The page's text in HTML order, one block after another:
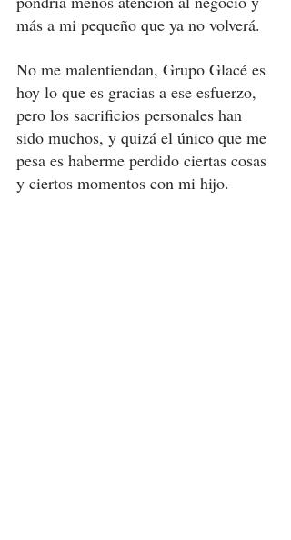
más a mi pequeño que ya no volverá.
No me malentiendan, Grupo Glacé es
hoy lo que es gracias a ese esfuerzo,
pero los sacrificios personales han
sido muchos, y quizá el único que me
pesa es haberme perdido ciertas cosas
y ciertos momentos con mi hijo.